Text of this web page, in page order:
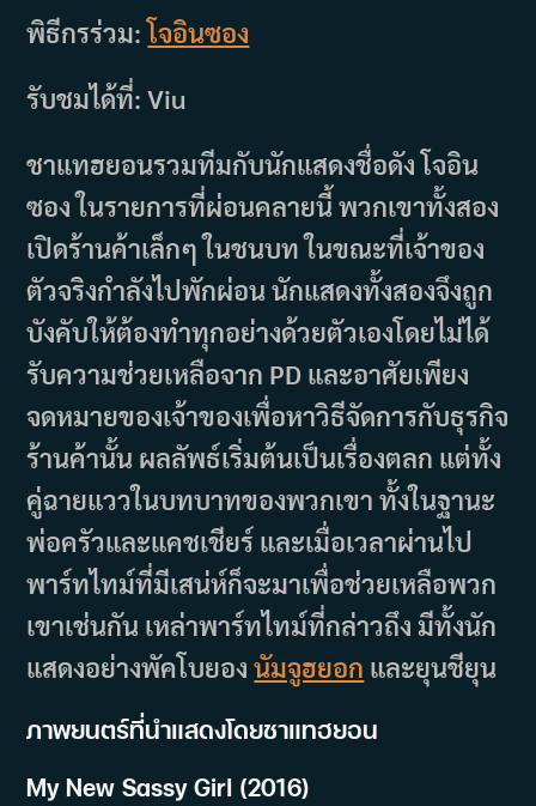
พิธีกรร่วม:โจอินซอง
รับชมได้ที่: Viu
ชาแทฮยอนรวมทีมกับนักแสดงชื่อดัง โจอิน
ซอง ในรายการที่ผ่อนคลายนี้ พวกเขาทั้งสอง
เปิดร้านค้าเล็กๆ ในชนบท ในขณะที่เจ้าของ
ตัวจริงกำลังไปพักผ่อน นักแสดงทั้งสองจึงถูก
บังคับให้ต้องทำทุกอย่างด้วยตัวเองโดยไม่ได้
รับความช่วยเหลือจาก PD และอาศัยเพียง
จดหมายของเจ้าของเพื่อหาวิธีจัดการกับธุรกิจ
ร้านค้านั้น ผลลัพธ์เริ่มต้นเป็นเรื่องตลก แต่ทั้ง
คู่ฉายแววในบทบาทของพวกเขา ทั้งในฐานะ
พ่อครัวและแคชเชียร์ และเมื่อเวลาผ่านไป
พาร์ทไทม์ที่มีเสน่ห์ก็จะมาเพื่อช่วยเหลือพวก
เขาเช่นกัน เหล่าพาร์ทไทม์ที่กล่าวถึง มีทั้งนัก
แสดงอย่างพัคโบยองนัมจูฮยอก และยุนชียุน
ภาพยนตร์ที่นำแสดงโดยชาแทฮยอน
My New Sassy Girl (2016)